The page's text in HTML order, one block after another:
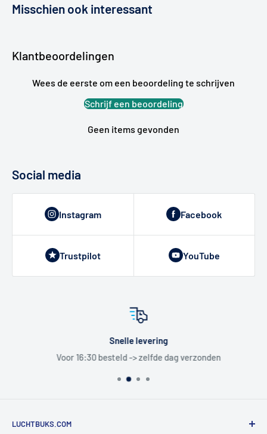
Misschien ook interessant
Klantbeoordelingen
Wees de eerste om een beoordeling te schrijven
Schrijf een beoordeling
Geen items gevonden
Social media
Instagram Facebook
Trustpilot YouTube
Snelle levering
Voor 16:30 besteld -> zelfde dag verzonden
LUCHTBUKS.COM